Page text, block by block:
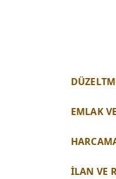
EMLAK
İLAN VE